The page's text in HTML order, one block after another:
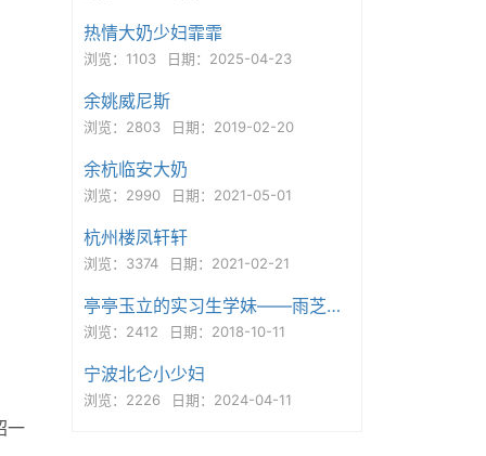
一
热情大奶少妇霏霏
浏览：1103 日期：2025-04-23
余姚威尼斯
浏览：2803 日期：2019-02-20
余杭临安大奶
浏览：2990 日期：2021-05-01
杭州楼凤轩轩
浏览：3374 日期：2021-02-21
亭亭玉立的实习生学妹——雨芝，魔鬼身材...
浏览：2412 日期：2018-10-11
宁波北仑小少妇
浏览：2226 日期：2024-04-11